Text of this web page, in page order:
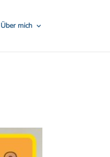
Über mich